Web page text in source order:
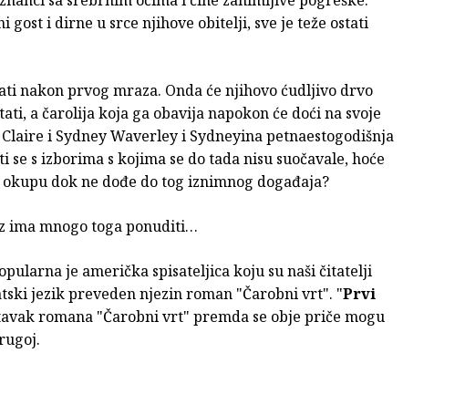
gost i dirne u srce njihove obitelji, sve je teže ostati
nakon prvog mraza. Onda će njihovo ćudljivo drvo
a čarolija koja ga obavija napokon će doći na svoje
i Sydney Waverley i Sydneyina petnaestogodišnja
s izborima s kojima se do tada nisu suočavale, hoće
dok ne dođe do tog iznimnog događaja?
ima mnogo toga ponuditi…
je američka spisateljica koju su naši čitatelji
jezik preveden njezin roman "Čarobni vrt". "Prvi
romana "Čarobni vrt" premda se obje priče mogu